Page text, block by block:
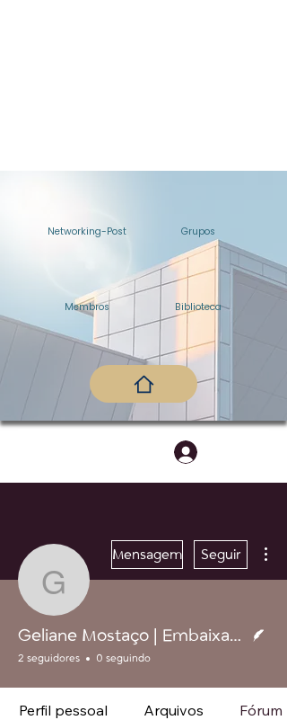
Networking-Post
Membros
Grupos
Biblioteca
Geliane
Mensagem Seguir
Geliane Mostaço | Embaixadora Master
2 seguidores 0 seguindo
Perfil pessoal Arquivos Fórum